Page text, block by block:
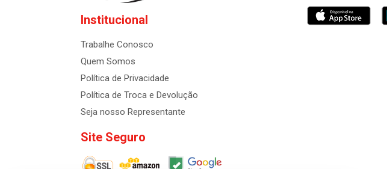
Institucional
Trabalhe Conosco
Quem Somos
Política de Privacidade
Política de Troca e Devolução
Seja nosso Representante
Site Seguro